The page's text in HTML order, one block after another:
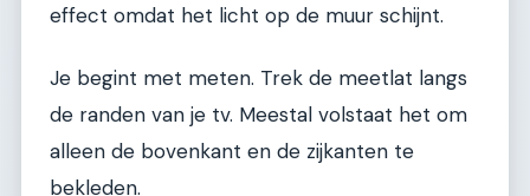
effect omdat het licht op de muur schijnt.
Je begint met meten. Trek de meetlat langs
de randen van je tv. Meestal volstaat het om
alleen de bovenkant en de zijkanten te
bekleden.